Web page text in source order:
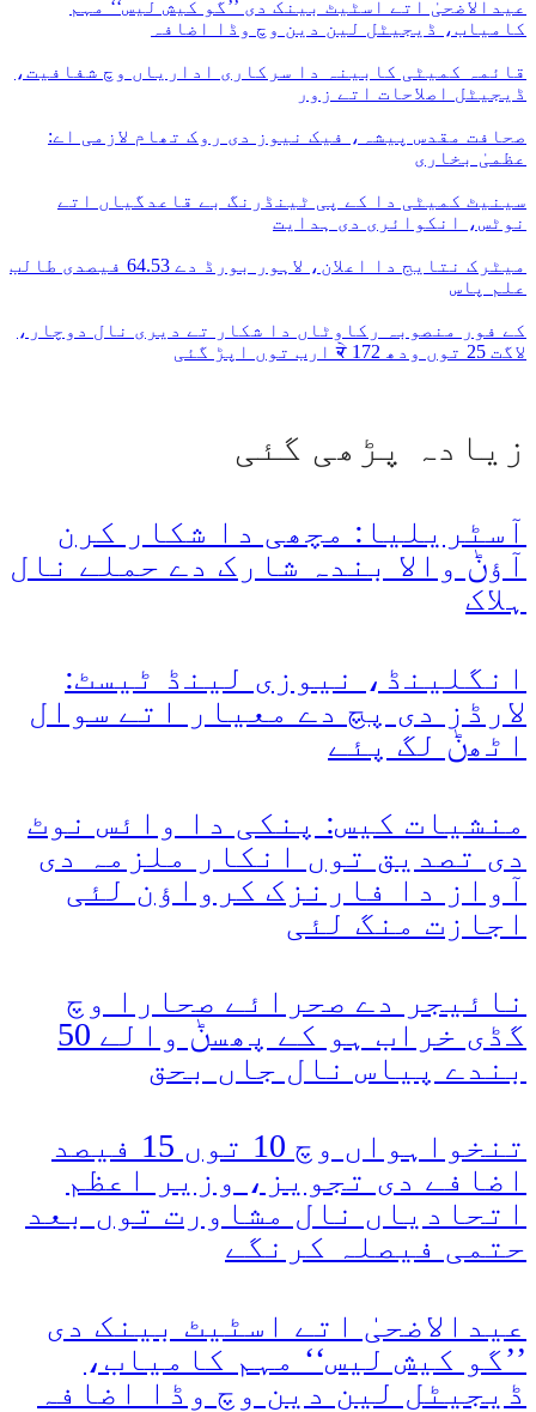
عیدالاضحیٰ اتے اسٹیٹ بینک دی ’’گو کیش لیس‘‘ مہم
کامیاب، ڈیجیٹل لین دین وچ وڈا اضافہ
قائمہ کمیٹی کابینہ دا سرکاری اداریاں وچ شفافیت،
ڈیجیٹل اصلاحات اتے زور
صحافت مقدس پیشہ، فیک نیوز دی روک تھام لازمی اے:
عظمیٰ بخاری
سینیٹ کمیٹی دا کے پی ٹینڈرنگ بے قاعدگیاں اتے
نوٹس، انکوائری دی ہدایت
میٹرک نتایج دا اعلان، لاہور بورڈ دے 64.53 فیصدی طالب
علم پاس
کے فور منصوبہ رکاوٹاں دا شکار تے دیری نال دوچار،
لاگت 25 توں ودھ ਕੇ 172 ارب توں اپڑ گئی
زیادہ پڑھی گئی
آسٹریلیا: مچھی دا شکار کرن
آؤݨ والا بندہ شارک دے حملے نال
ہلاک
انگلینڈ، نیوزی لینڈ ٹیسٹ:
لارڈز دی پچ دے معیار اتے سوال
اٹھݨ لگ پئے
منشیات کیس: پنکی دا وائس نوٹ
دی تصدیق توں انکار ملزمہ دی
آواز دا فارنزک کرواؤن لئی
اجازت منگ لئی
نائیجر دے صحرائے صحارا وچ
گڈی خراب ہو کے پھسݨ والے 50
بندے پیاس نال جاں بحق
تنخواہواں وچ 10 توں 15 فیصد
اضافے دی تجویز، وزیر اعظم
اتحادیاں نال مشاورت توں بعد
حتمی فیصلہ کرنگے
عیدالاضحیٰ اتے اسٹیٹ بینک دی
’’گو کیش لیس‘‘ مہم کامیاب،
ڈیجیٹل لین دین وچ وڈا اضافہ